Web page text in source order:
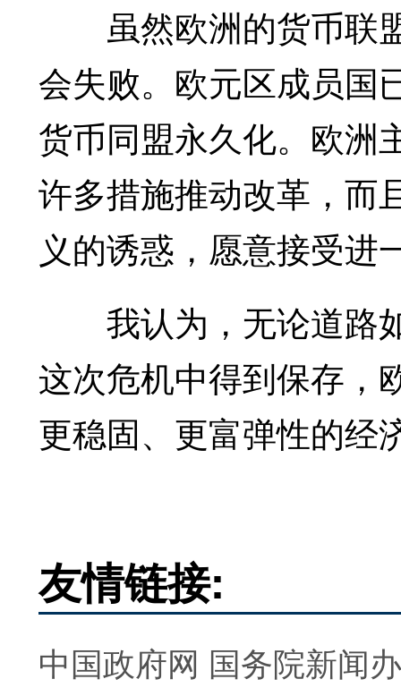
虽然欧洲的货币联
会失败。欧元区成员国
货币同盟永久化。欧洲
许多措施推动改革，而
义的诱惑，愿意接受进
我认为，无论道路
这次危机中得到保存，
更稳固、更富弹性的经
友情链接:
中国政府网 国务院新闻